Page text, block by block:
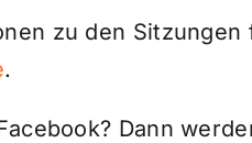
zu den
.
Dann